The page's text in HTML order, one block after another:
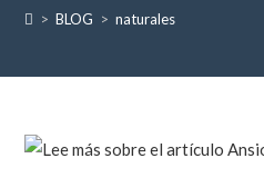
> BLOG > naturales